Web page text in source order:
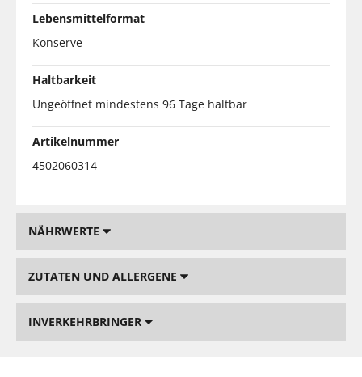
Lebensmittelformat
Konserve
Haltbarkeit
Ungeöffnet mindestens 96 Tage haltbar
Artikelnummer
4502060314
NÄHRWERTE
ZUTATEN UND ALLERGENE
INVERKEHRBRINGER